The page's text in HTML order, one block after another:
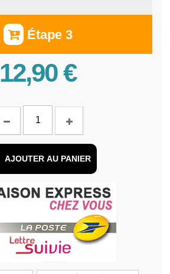
Étape 3
12,90 €
AJOUTER AU PANIER